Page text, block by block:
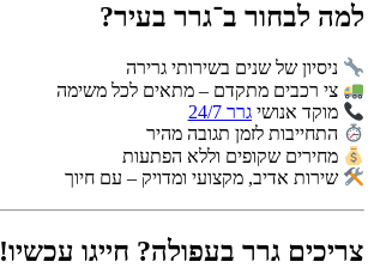
למה לבחור ב־גרר בעיר?
ניסיון של שנים בשירותי גרירה
צי רכבים מתקדם – מתאים לכל משימה
מוקד אנושיגרר 24/7
התחייבות לזמן תגובה מהיר
מחירים שקופים וללא הפתעות
שירות אדיב, מקצועי ומדויק – עם חיוך
צריכים גרר בעפולה? חייגו עכשיו!